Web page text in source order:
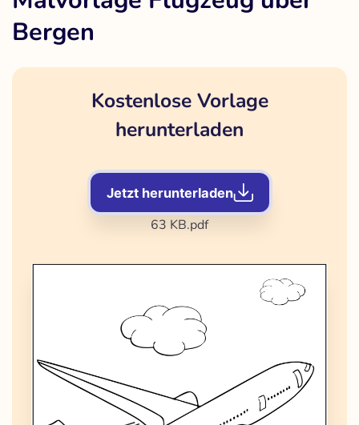
Bergen
Kostenlose Vorlage
herunterladen
Jetzt herunterladen
63 KB.pdf